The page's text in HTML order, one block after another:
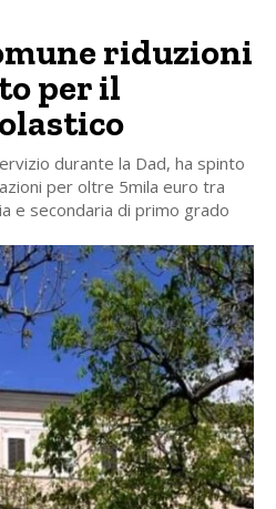
riduzioni
per il
durante la Dad, ha spinto
per oltre 5mila euro tra
e secondaria di primo grado